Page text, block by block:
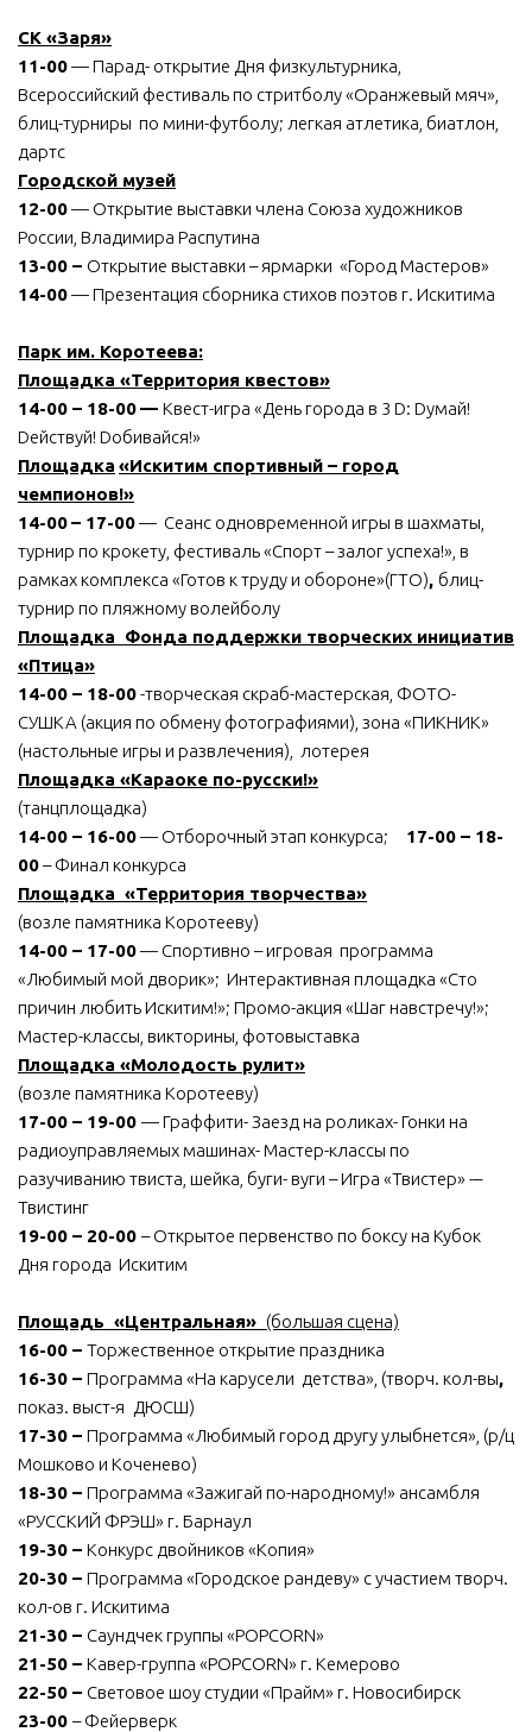
Контакты
СК «Заря»
11-00— Парад- открытие Дня физкультурника,
Всероссийский фестиваль по стритболу «Оранжевый мяч»,
блиц-турниры по мини-футболу; легкая атлетика, биатлон,
дартс
Городской музей
12-00— Открытие выставки члена Союза художников
России, Владимира Распутина
13-00 – Открытие выставки – ярмарки «Город Мастеров»
14-00— Презентация сборника стихов поэтов г. Искитима
Парк им. Коротеева:
Площадка «Территория квестов»
14-00 – 18-00— Квест-игра «День города в 3 D: Dумай!
Dействуй! Dобивайся!»
Площадка «Искитим спортивный – город
чемпионов!»
14-00– 17-00— Сеанс одновременной игры в шахматы,
турнир по крокету, фестиваль «Спорт – залог успеха!», в
рамках комплекса «Готов к труду и обороне»(ГТО), блиц-
турнир по пляжному волейболу
Площадка Фонда поддержки творческих инициатив
«Птица»
14-00 – 18-00-творческая скраб-мастерская, ФОТО-
СУШКА (акция по обмену фотографиями), зона «ПИКНИК»
(настольные игры и развлечения), лотерея
Площадка «Караоке по-русски!»
(танцплощадка)
14-00 – 16-00— Отборочный этап конкурса; 17-00 – 18-
00– Финал конкурса
Площадка «Территория творчества»
(возле памятника Коротееву)
14-00 – 17-00— Спортивно – игровая программа
«Любимый мой дворик»; Интерактивная площадка «Сто
причин любить Искитим!»; Промо-акция «Шаг навстречу!»;
Мастер-классы, викторины, фотовыставка
Площадка «Молодость рулит»
(возле памятника Коротееву)
17-00 – 19-00 — Граффити- Заезд на роликах- Гонки на
радиоуправляемых машинах- Мастер-классы по
разучиванию твиста, шейка, буги- вуги – Игра «Твистер» -–
Твистинг
19-00 – 20-00 – Открытое первенство по боксу на Кубок
Дня города Искитим
Площадь «Центральная» (большая сцена)
16-00 – Торжественное открытие праздника
16-30 – Программа «На карусели детства», (творч. кол-вы,
показ. выст-я ДЮСШ)
17-30 – Программа «Любимый город другу улыбнется», (р/ц
Мошково и Коченево)
18-30 – Программа «Зажигай по-народному!» ансамбля
«РУССКИЙ ФРЭШ» г. Барнаул
19-30 – Конкурс двойников «Копия»
20-30 – Программа «Городское рандеву» с участием творч.
кол-ов г. Искитима
21-30 – Саундчек группы «POPCORN»
21-50 – Кавер-группа «POPCORN» г. Кемерово
22-50 – Световое шоу студии «Прайм» г. Новосибирск
23-00 – Фейерверк